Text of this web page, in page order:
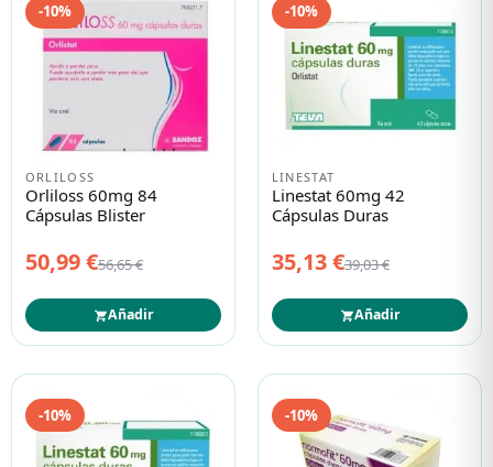
Salud
Salud
ORLILOSS
Orliloss 60mg 84
Cápsulas Blister
50,99 €56,65 €
Añadir
-10%
LINESTAT
Linestat 60mg 42
Cápsulas Duras
35,13 €39,03 €
Añadir
-10%
-10% -10%